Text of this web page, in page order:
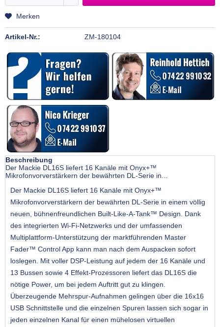
Merken
Artikel-Nr.: ZM-180104
Beschreibung
Der Mackie DL16S liefert 16 Kanäle mit Onyx+™
Mikrofonvorverstärkern der bewährten DL-Serie in...
Der Mackie DL16S liefert 16 Kanäle mit Onyx+™
Mikrofonvorverstärkern der bewährten DL-Serie in einem völlig
neuen, bühnenfreundlichen Built-Like-A-Tank™ Design. Dank
des integrierten Wi-Fi-Netzwerks und der umfassenden
Multiplattform-Unterstützung der marktführenden Master
Fader™ Control App kann man nach dem Auspacken sofort
loslegen. Mit voller DSP-Leistung auf jedem der 16 Kanäle und
13 Bussen sowie 4 Effekt-Prozessoren liefert das DL16S die
nötige Power, um bei jedem Auftritt gut zu klingen.
Überzeugende Mehrspur-Aufnahmen gelingen über die 16x16
USB Schnittstelle und die einzelnen Spuren lassen sich sogar in
jeden einzelnen Kanal für einen mühelosen virtuellen